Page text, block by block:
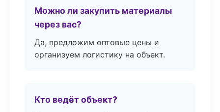
Можно ли закупить материалы
через вас?
Да, предложим оптовые цены и
организуем логистику на объект.
Кто ведёт объект?